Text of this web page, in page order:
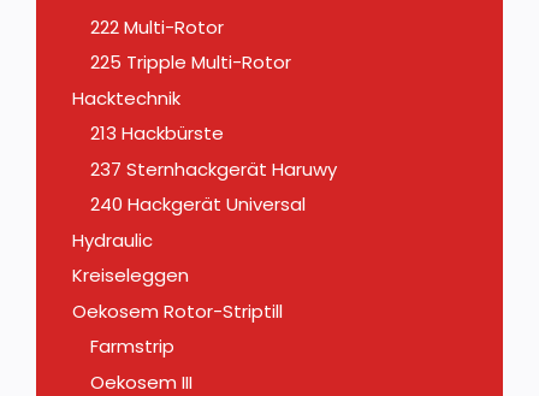
222 Multi-Rotor
225 Tripple Multi-Rotor
Hacktechnik
213 Hackbürste
237 Sternhackgerät Haruwy
240 Hackgerät Universal
Hydraulic
Kreiseleggen
Oekosem Rotor-Striptill
Farmstrip
Oekosem III